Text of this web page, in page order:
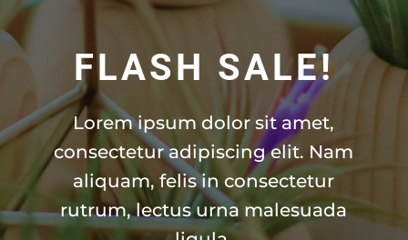
FLASH SALE!
Lorem ipsum dolor sit amet,
consectetur adipiscing elit. Nam
aliquam, felis in consectetur
rutrum, lectus urna malesuada